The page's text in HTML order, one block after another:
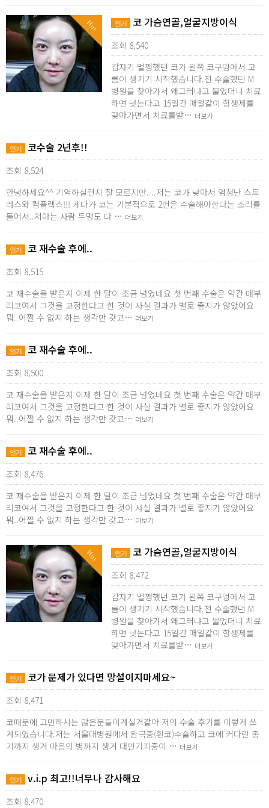
Hot 인기 코 가슴연골,얼굴지방이식
조회 8,540
갑자기 멀쩡했던 코가 왼쪽 코구멍에서 고
름이 생기기 시작했습니다.전 수술했던 M
병원을 찾아가서 왜그러냐고 물었더니 치료
하면 낫는다고 15일간 매일같이 항생제를
맞아가면서 치료를받… 더보기
인기 코수술 2년후!!
조회 8,524
안녕하세요^^ 기억하실런지 잘 모르지만....저는 코가 낮아서 엄청난 스트
레스와 컴플렉스!!! 게다가 코는 기본적으로 2번은 수술해야한다는 소리를
들어서..저아는 사람 두명도 다 … 더보기
인기 코 재수술 후에..
조회 8,515
코 재수술을 받은지 이제 한 달이 조금 넘었네요 첫 번째 수술은 약간 매부
리코여서 그것을 교정한다고 한 것이 사실 결과가 별로 좋지가 않았어요
뭐..어쩔 수 없지 하는 생각만 갖고… 더보기
인기 코 재수술 후에..
조회 8,500
코 재수술을 받은지 이제 한 달이 조금 넘었네요 첫 번째 수술은 약간 매부
리코여서 그것을 교정한다고 한 것이 사실 결과가 별로 좋지가 않았어요
뭐..어쩔 수 없지 하는 생각만 갖고… 더보기
인기 코 재수술 후에..
조회 8,476
코 재수술을 받은지 이제 한 달이 조금 넘었네요 첫 번째 수술은 약간 매부
리코여서 그것을 교정한다고 한 것이 사실 결과가 별로 좋지가 않았어요
뭐..어쩔 수 없지 하는 생각만 갖고… 더보기
Hot 인기 코 가슴연골,얼굴지방이식
조회 8,472
갑자기 멀쩡했던 코가 왼쪽 코구멍에서 고
름이 생기기 시작했습니다.전 수술했던 M
병원을 찾아가서 왜그러냐고 물었더니 치료
하면 낫는다고 15일간 매일같이 항생제를
맞아가면서 치료를받… 더보기
인기 코가 문제가 있다면 망설이지마세요~
조회 8,471
코때문에 고민하시는 많은분들이계실거같아 저의 수술 후기를 이렇게 쓰
게되었습니다.저는 서울대병원에서 완곡증(흰코)수술하고 코에 커다란 종
기까지 생겨 마음의 병까지 생겨 대인기피증이 … 더보기
인기 v.i.p 최고!!너무나 감사해요
조회 8,470